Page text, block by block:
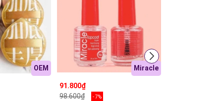
OEM Miracle
91.800₫
98.600₫
- 7%